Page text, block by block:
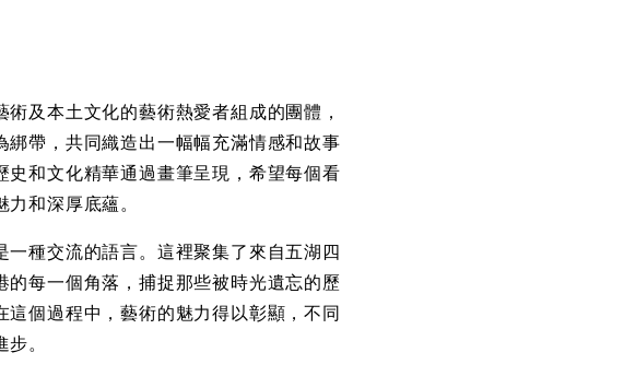
及本土文化的藝術熱愛者組成的團體，
帶，共同織造出一幅幅充滿情感和故事
和文化精華通過畫筆呈現，希望每個看
和深厚底蘊。
種交流的語言。這裡聚集了來自五湖四
每一個角落，捕捉那些被時光遺忘的歷
個過程中，藝術的魅力得以彰顯，不同
。